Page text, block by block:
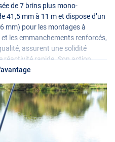
de 7 brins plus mono-
41,5 mm à 11 m et dispose d’un
mm) pour les montages à
les emmanchements renforcés,
assurent une solidité
réactivité rapide. Son action
flotteurs légers, les longues
Sleeve pour un transport et un